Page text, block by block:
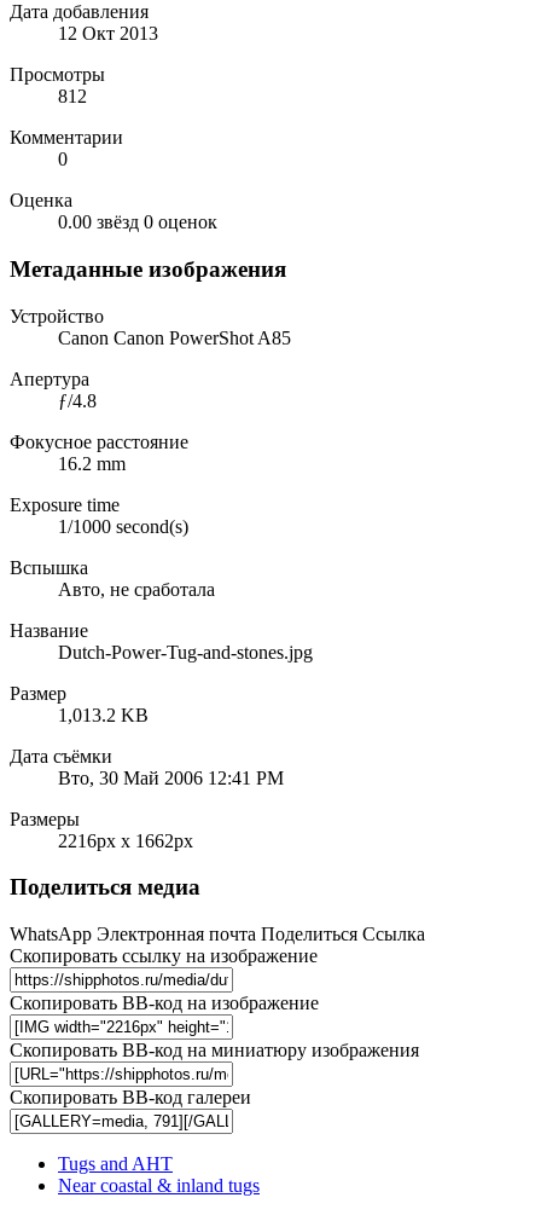
Дата добавления
12 Окт 2013
Просмотры
812
Комментарии
0
Оценка
0.00 звёзд 0 оценок
Метаданные изображения
Устройство
Canon Canon PowerShot A85
Апертура
ƒ/4.8
Фокусное расстояние
16.2 mm
Exposure time
1/1000 second(s)
Вспышка
Авто, не сработала
Название
Dutch-Power-Tug-and-stones.jpg
Размер
1,013.2 KB
Дата съёмки
Вто, 30 Май 2006 12:41 PM
Размеры
2216px x 1662px
Поделиться медиа
WhatsApp Электронная почта Поделиться Ссылка
Скопировать ссылку на изображение
Скопировать BB-код на изображение
Скопировать BB-код на миниатюру изображения
Скопировать BB-код галереи
Tugs and AHT
Near coastal & inland tugs